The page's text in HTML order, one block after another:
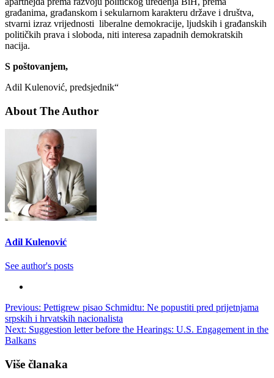
građanima, građanskom i sekularnom karakteru države i društva,
stvarni izraz vrijednosti liberalne demokracije, ljudskih i građanskih
političkih prava i sloboda, niti interesa zapadnih demokratskih
nacija.
S poštovanjem,
Adil Kulenović, predsjednik“
About The Author
Adil Kulenović
See author's posts
Post
navigation
Previous: Pettigrew pisao Schmidtu: Ne popustiti pred prijetnjama
srpskih i hrvatskih nacionalista
Next: Suggestion letter before the Hearings: U.S. Engagement in the
Balkans
Više članaka